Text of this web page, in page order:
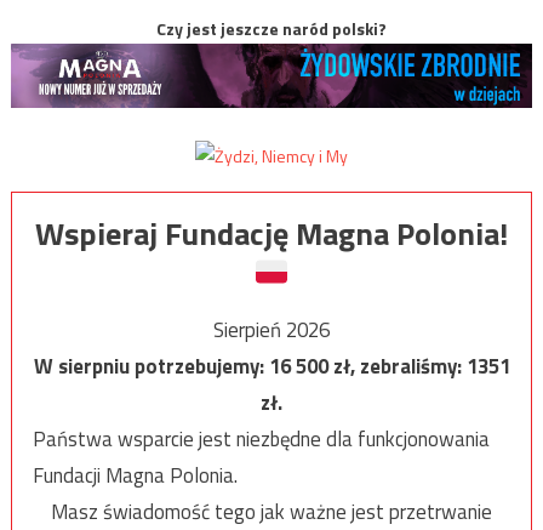
Czy jest jeszcze naród polski?
Wspieraj Fundację Magna Polonia!
Sierpień 2026
W sierpniu potrzebujemy:16 500zł, zebraliśmy:1351
zł.
Państwa wsparcie jest niezbędne dla funkcjonowania
Fundacji Magna Polonia.
Masz świadomość tego jak ważne jest przetrwanie